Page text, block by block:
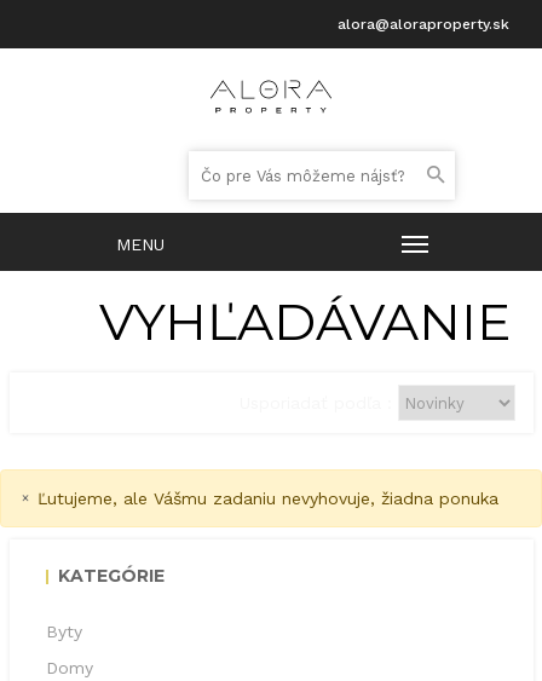
alora@aloraproperty.sk
VYHĽADÁVANIE
× Ľutujeme, ale Vášmu zadaniu nevyhovuje, žiadna ponuka
KATEGÓRIE
Byty
Domy